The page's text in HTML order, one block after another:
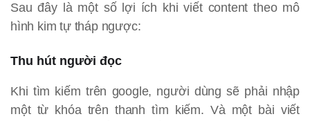
Sau đây là một số lợi ích khi viết content theo mô
hình kim tự tháp ngược:
Thu hút người đọc
Khi tìm kiếm trên google, người dùng sẽ phải nhập
một từ khóa trên thanh tìm kiếm. Và một bài viết